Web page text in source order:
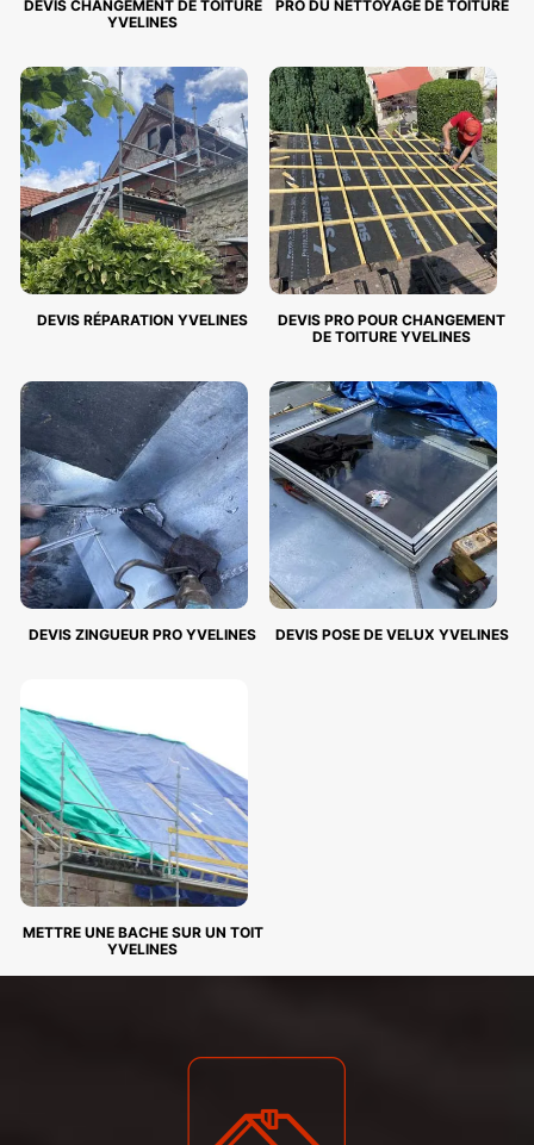
DEVIS CHANGEMENT DE TOITURE
YVELINES
PRO DU NETTOYAGE DE TOITURE
DEVIS RÉPARATION YVELINES
DEVIS PRO POUR CHANGEMENT
DE TOITURE YVELINES
DEVIS ZINGUEUR PRO YVELINES DEVIS POSE DE VELUX YVELINES
METTRE UNE BACHE SUR UN TOIT
YVELINES